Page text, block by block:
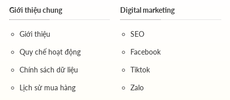
Giới thiệu chung
Giới thiệu
Quy chế hoạt động
Chính sách dữ liệu
Lịch sử mua hàng
Digital marketing
SEO
Facebook
Tiktok
Zalo